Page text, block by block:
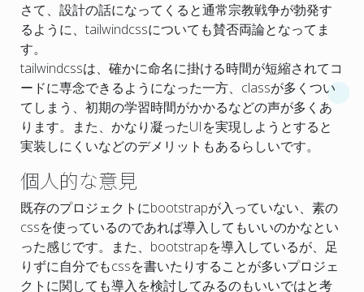
さて、設計の話になってくると通常宗教戦争が勃発す
るように、tailwindcssについても賛否両論となってま
す。
tailwindcssは、確かに命名に掛ける時間が短縮されてコ
ードに専念できるようになった一方、classが多くつい
てしまう、初期の学習時間がかかるなどの声が多くあ
ります。また、かなり凝ったUIを実現しようとすると
実装しにくいなどのデメリットもあるらしいです。
個人的な意見
既存のプロジェクトにbootstrapが入っていない、素の
cssを使っているのであれば導入してもいいのかなとい
った感じです。また、bootstrapを導入しているが、足
りずに自分でもcssを書いたりすることが多いプロジェ
クトに関しても導入を検討してみるのもいいではと考